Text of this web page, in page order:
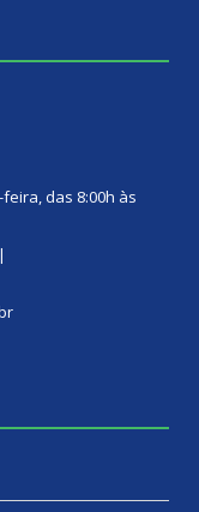
das 8:00h às